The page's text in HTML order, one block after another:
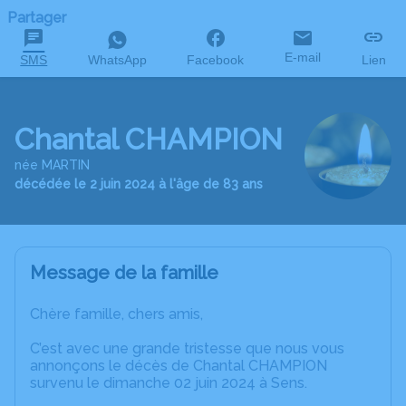
Partager
SMS WhatsApp Facebook E-mail Lien
Chantal CHAMPION
née MARTIN
décédée le 2 juin 2024 à l'âge de 83 ans
Message de la famille
Chère famille, chers amis,
C’est avec une grande tristesse que nous vous
annonçons le décès de Chantal CHAMPION
survenu le dimanche 02 juin 2024 à Sens.